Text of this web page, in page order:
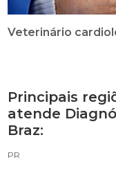
Veterinário
Principais
atende
Braz:
PR